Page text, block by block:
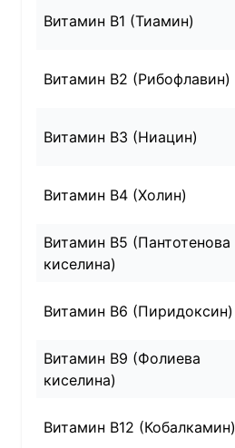
Витамин B1 (Тиамин)
Витамин B2 (Рибофлавин)
Витамин B3 (Ниацин)
Витамин B4 (Холин)
Витамин B5 (Пантотенова
киселина)
Витамин B6 (Пиридоксин)
Витамин B9 (Фолиева
киселина)
Витамин B12 (Кобалкамин)